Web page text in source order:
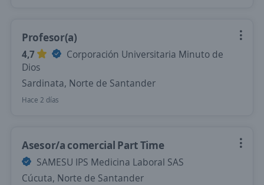
Profesor(a)
4,7
Corporación Universitaria Minuto de
Dios
Sardinata, Norte de Santander
Hace 2 días
Asesor/a comercial Part Time
SAMESU IPS Medicina Laboral SAS
Cúcuta, Norte de Santander